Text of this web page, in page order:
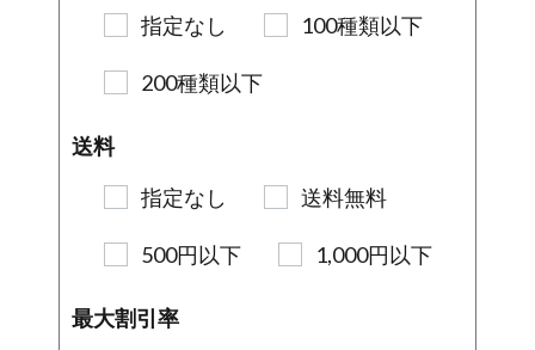
指定なし
100種類以下
200種類以下
送料
指定なし
送料無料
500円以下 1,000円以下
最大割引率